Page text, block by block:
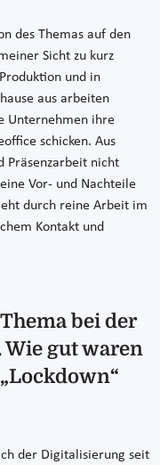
des Themas auf den
Sicht zu kurz
und in
aus arbeiten
Unternehmen ihre
schicken. Aus
Präsenzarbeit nicht
Vor- und Nachteile
durch reine Arbeit im
Kontakt und
bei der
gut waren
der Digitalisierung seit